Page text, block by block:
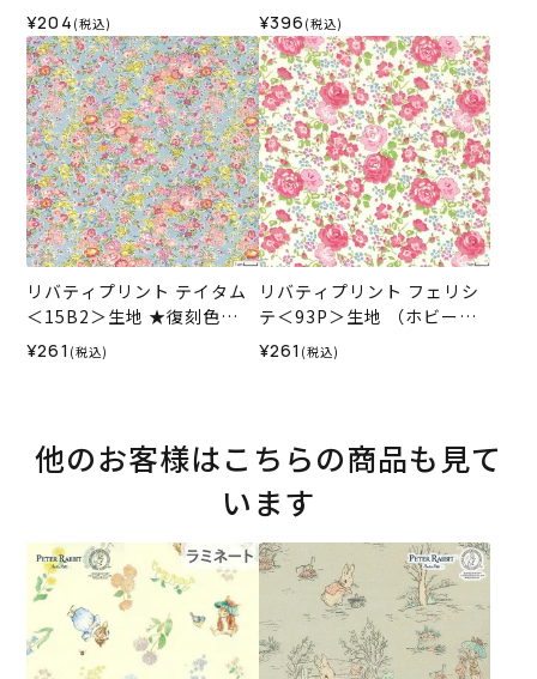
ル）2022SS キアラ＜03IV
＞
¥204 (税込)
ホビーレオリジナル）2026
SS
¥396 (税込)
リバティプリント テイタム
＜15B2＞生地 ★復刻色
（ホビーラホビーレオリジ
ナル）2025SS
¥261 (税込)
リバティプリント フェリシ
テ＜93P＞生地 （ホビーラ
ホビーレオリジナル）2025
¥261 (税込)
他のお客様はこちらの商品も見て
います